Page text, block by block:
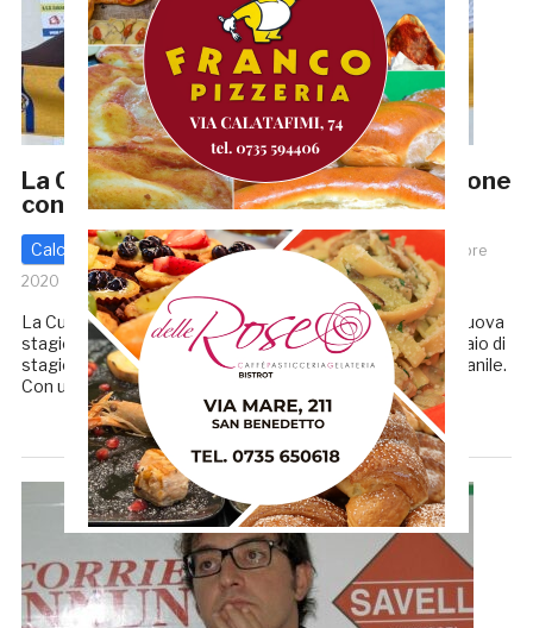
La Cuprense affronterà la nuova stagione
con tanti giovani in rosa
Calcio - Altre Categorie Prima categoria
3 Settembre
2020
diEnrico Tassotti
La Cuprense 1933 si presenta ai nastri di partenza della nuova
stagione proseguendo il percorso imboccato già da un paio di
stagioni, puntando decisamente sul proprio settore giovanile.
Con un’età media attorno ai 21 anni, […]